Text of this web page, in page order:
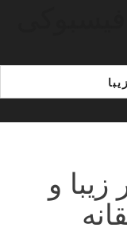
زیبا و